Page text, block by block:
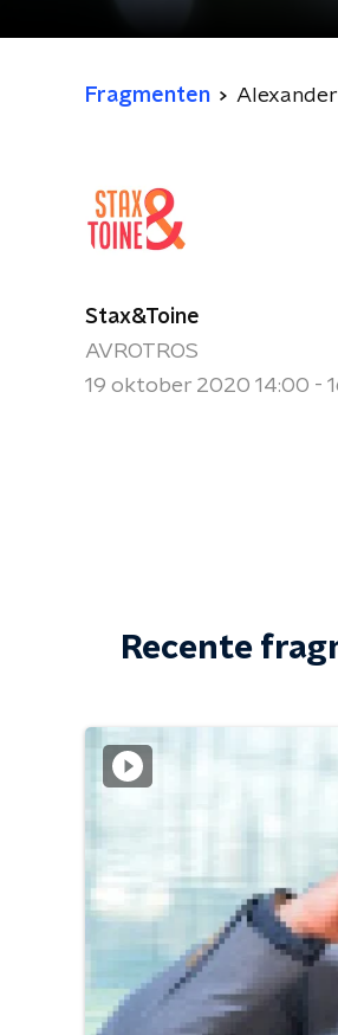
Fragmenten
Stax&Toine
AVROTROS
19 oktober 2020 14:00 -
Recente